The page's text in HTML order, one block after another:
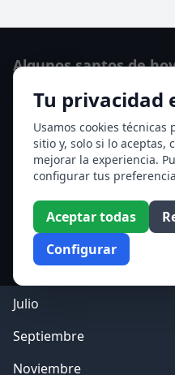
Tu privacidad
Usamos cookies
sitio y, solo si lo aceptas,
mejorar la experiencia.
configurar tus
Aceptar todas
Configurar
Algunos santos de
Santo Domingo de
Ver todos los santos de
Acceso a los Meses
Enero
Marzo
Mayo
Julio
Septiembre
Noviembre